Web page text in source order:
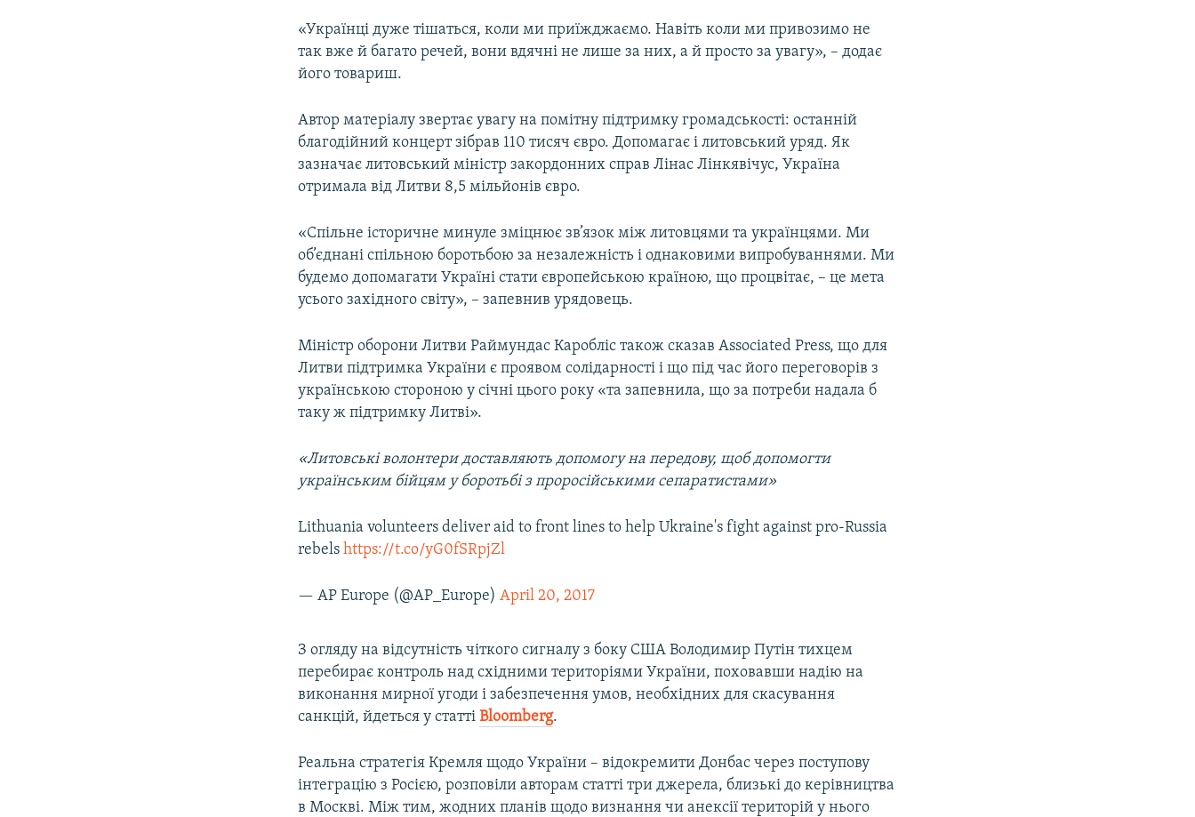
«Українці дуже тішаться, коли ми приїжджаємо. Навіть коли ми привозимо не
так вже й багато речей, вони вдячні не лише за них, а й просто за увагу», – додає
його товариш.
Автор матеріалу звертає увагу на помітну підтримку громадськості: останній
благодійний концерт зібрав 110 тисяч євро. Допомагає і литовський уряд. Як
зазначає литовський міністр закордонних справ Лінас Лінкявічус, Україна
отримала від Литви 8,5 мільйонів євро.
«Спільне історичне минуле зміцнює зв’язок між литовцями та українцями. Ми
об’єднані спільною боротьбою за незалежність і однаковими випробуваннями. Ми
будемо допомагати Україні стати європейською країною, що процвітає, – це мета
усього західного світу», – запевнив урядовець.
Міністр оборони Литви Раймундас Каробліс також сказав Associated Press, що для
Литви підтримка України є проявом солідарності і що під час його переговорів з
українською стороною у січні цього року «та запевнила, що за потреби надала б
таку ж підтримку Литві».
«Литовські волонтери доставляють допомогу на передову, щоб допомогти
українським бійцям у боротьбі з проросійськими сепаратистами»
Lithuania volunteers deliver aid to front lines to help Ukraine's fight against pro-Russia
rebelshttps://t.co/yG0fSRpjZl
— AP Europe (@AP_Europe)April 20, 2017
З огляду на відсутність чіткого сигналу з боку США Володимир Путін тихцем
перебирає контроль над східними територіями України, поховавши надію на
виконання мирної угоди і забезпечення умов, необхідних для скасування
санкцій, йдеться у статтіBloomberg.
Реальна стратегія Кремля щодо України – відокремити Донбас через поступову
інтеграцію з Росією, розповіли авторам статті три джерела, близькі до керівництва
в Москві. Між тим, жодних планів щодо визнання чи анексії територій у нього